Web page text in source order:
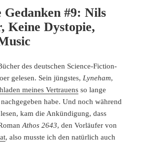
#9: Nils
Keine Dystopie,
des deutschen Science-Fiction-
gelesen. Sein jüngstes, Lyneham,
meines Vertrauens so lange
habe. Und noch während
kam die Ankündigung, dass
Athos 2643, den Vorläufer von
, also musste ich den natürlich auch